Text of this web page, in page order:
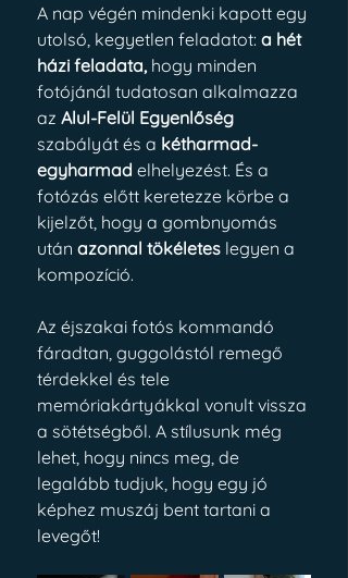
A nap végén mindenki kapott egy
utolsó, kegyetlen feladatot: a hét
házi feladata, hogy minden
fotójánál tudatosan alkalmazza
az Alul-Felül Egyenlőség
szabályát és a kétharmad-
egyharmad elhelyezést. És a
fotózás előtt keretezze körbe a
kijelzőt, hogy a gombnyomás
után azonnal tökéletes legyen a
kompozíció.
Az éjszakai fotós kommandó
fáradtan, guggolástól remegő
térdekkel és tele
memóriakártyákkal vonult vissza
a sötétségből. A stílusunk még
lehet, hogy nincs meg, de
legalább tudjuk, hogy egy jó
képhez muszáj bent tartani a
levegőt!